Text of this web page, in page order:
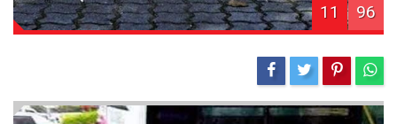
11 96